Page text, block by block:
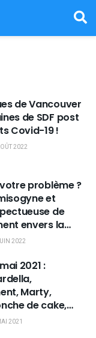
de Vancouver
de SDF post
Covid-19 !
2022
votre problème ?
et
de
envers la
Paris M.-P. de
2022
2021 :
Marty,
de cake,
2021